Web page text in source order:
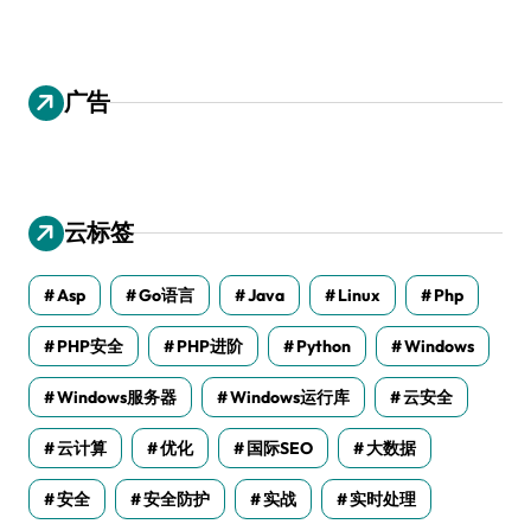
广告
云标签
Asp Go语言 Java Linux Php
PHP安全 PHP进阶 Python Windows
Windows服务器 Windows运行库 云安全
云计算 优化 国际SEO 大数据
安全 安全防护 实战 实时处理